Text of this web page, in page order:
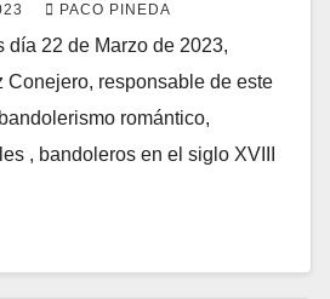
PACO PINEDA
día 22 de Marzo de 2023,
Conejero, responsable de este
romántico,
, bandoleros en el siglo XVIII